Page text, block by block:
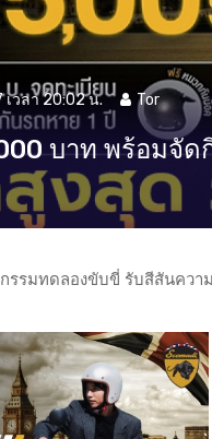
เวลา 20:02 น. Tor
บาท พร้อมจั
รรมทดลองขับขี่ รับสีสันควา